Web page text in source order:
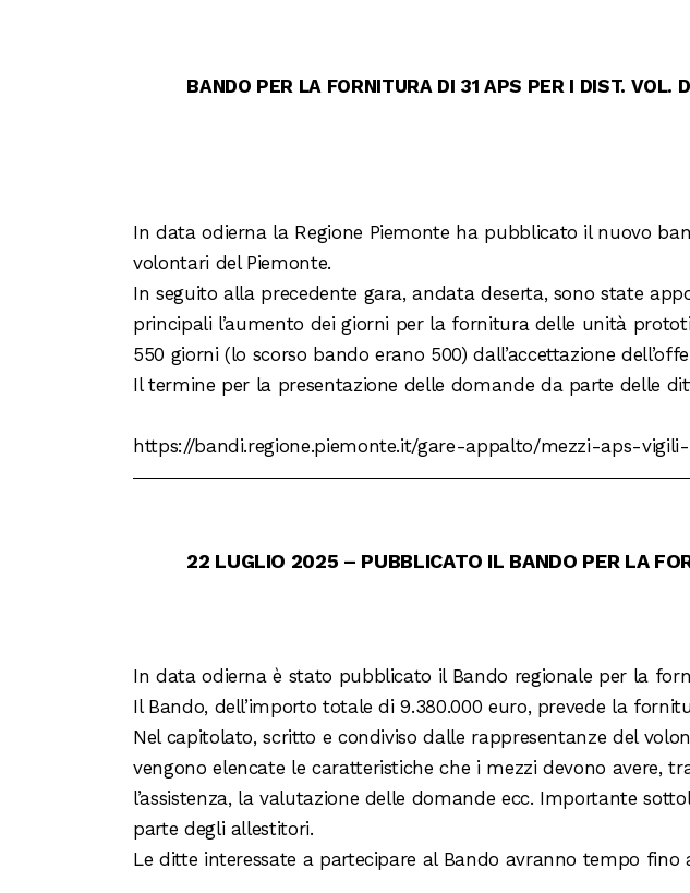
BANDO PER LA FORNITURA DI 31 APS PER I DIST.
In data odierna la Regione Piemonte ha pubblicato il nuovo
volontari del Piemonte.
In seguito alla precedente gara, andata deserta, sono state
principali l’aumento dei giorni per la fornitura delle unità
550 giorni (lo scorso bando erano 500) dall’accettazione
Il termine per la presentazione delle domande da parte delle
https://bandi.regione.piemonte.it/gare-appalto/mezzi-aps-
22 LUGLIO 2025 – PUBBLICATO IL BANDO PER LA
In data odierna è stato pubblicato il Bando regionale per la
Il Bando, dell’importo totale di 9.380.000 euro, prevede la
Nel capitolato, scritto e condiviso dalle rappresentanze del
vengono elencate le caratteristiche che i mezzi devono avere,
l’assistenza, la valutazione delle domande ecc. Importante
parte degli allestitori.
Le ditte interessate a partecipare al Bando avranno tempo